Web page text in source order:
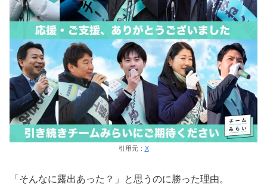
引用元： X
「そんなに露出あった？」と思うのに勝った理由。